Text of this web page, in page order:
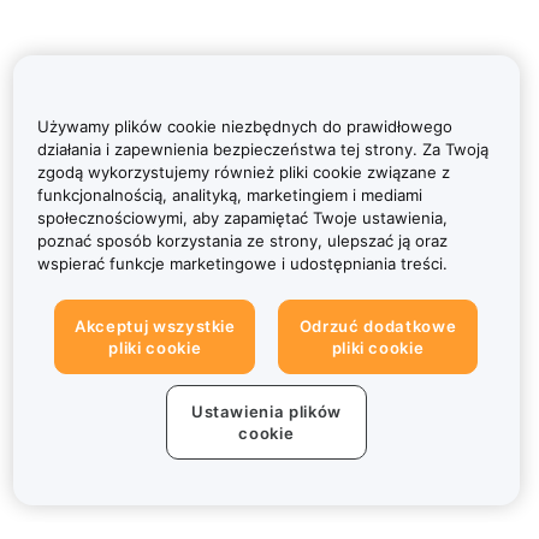
Używamy plików cookie niezbędnych do prawidłowego
działania i zapewnienia bezpieczeństwa tej strony. Za Twoją
zgodą wykorzystujemy również pliki cookie związane z
funkcjonalnością, analityką, marketingiem i mediami
społecznościowymi, aby zapamiętać Twoje ustawienia,
poznać sposób korzystania ze strony, ulepszać ją oraz
wspierać funkcje marketingowe i udostępniania treści.
Akceptuj wszystkie
pliki cookie
Odrzuć dodatkowe
pliki cookie
Ustawienia plików
cookie